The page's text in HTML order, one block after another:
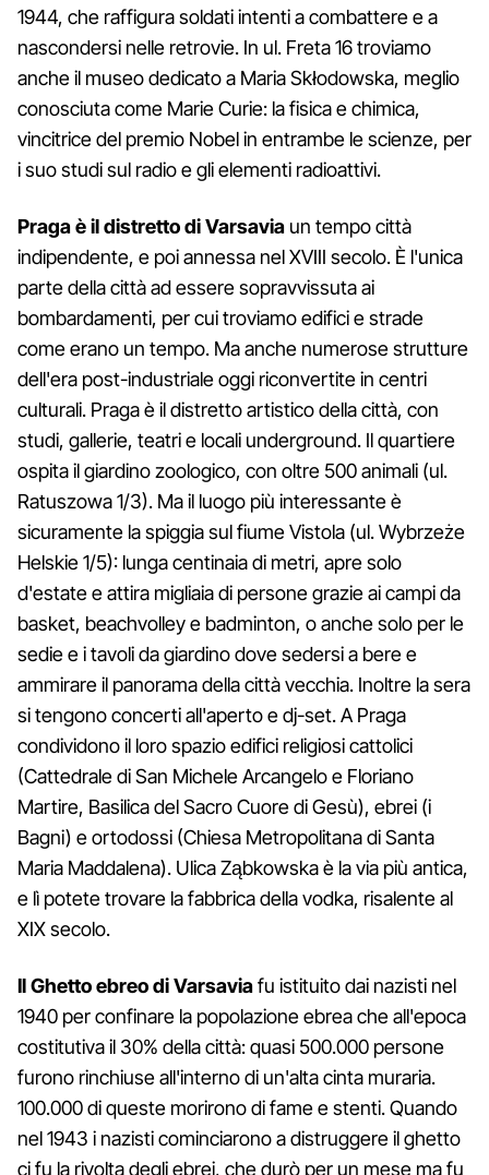
1944, che raffigura soldati intenti a combattere e a
nascondersi nelle retrovie. In ul. Freta 16 troviamo
anche il museo dedicato a Maria Skłodowska, meglio
conosciuta come Marie Curie: la fisica e chimica,
vincitrice del premio Nobel in entrambe le scienze, per
i suo studi sul radio e gli elementi radioattivi.
Praga è il distretto di Varsavia un tempo città
indipendente, e poi annessa nel XVIII secolo. È l'unica
parte della città ad essere sopravvissuta ai
bombardamenti, per cui troviamo edifici e strade
come erano un tempo. Ma anche numerose strutture
dell'era post-industriale oggi riconvertite in centri
culturali. Praga è il distretto artistico della città, con
studi, gallerie, teatri e locali underground. Il quartiere
ospita il giardino zoologico, con oltre 500 animali (ul.
Ratuszowa 1/3). Ma il luogo più interessante è
sicuramente la spiggia sul fiume Vistola (ul. Wybrzeże
Helskie 1/5): lunga centinaia di metri, apre solo
d'estate e attira migliaia di persone grazie ai campi da
basket, beachvolley e badminton, o anche solo per le
sedie e i tavoli da giardino dove sedersi a bere e
ammirare il panorama della città vecchia. Inoltre la sera
si tengono concerti all'aperto e dj-set. A Praga
condividono il loro spazio edifici religiosi cattolici
(Cattedrale di San Michele Arcangelo e Floriano
Martire, Basilica del Sacro Cuore di Gesù), ebrei (i
Bagni) e ortodossi (Chiesa Metropolitana di Santa
Maria Maddalena). Ulica Ząbkowska è la via più antica,
e lì potete trovare la fabbrica della vodka, risalente al
XIX secolo.
Il Ghetto ebreo di Varsaviafu istituito dai nazisti nel
1940 per confinare la popolazione ebrea che all'epoca
costitutiva il 30% della città: quasi 500.000 persone
furono rinchiuse all'interno di un'alta cinta muraria.
100.000 di queste morirono di fame e stenti. Quando
nel 1943 i nazisti cominciarono a distruggere il ghetto
ci fu la rivolta degli ebrei, che durò per un mese ma fu